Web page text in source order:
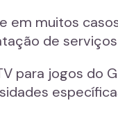
em muitos
de
para jogos do